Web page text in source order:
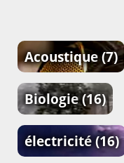
Acoustique(7)
Biologie(16)
électricité(16)